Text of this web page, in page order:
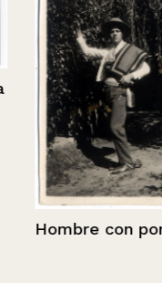
Hombre con poncho